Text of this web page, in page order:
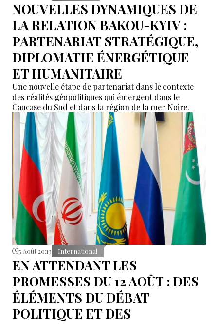
NOUVELLES DYNAMIQUES DE
LA RELATION BAKOU-KYIV :
PARTENARIAT STRATÉGIQUE,
DIPLOMATIE ÉNERGÉTIQUE
ET HUMANITAIRE
Une nouvelle étape de partenariat dans le contexte
des réalités géopolitiques qui émergent dans le
Caucase du Sud et dans la région de la mer Noire.
5 Août 20:13 International
EN ATTENDANT LES
PROMESSES DU 12 AOÛT : DES
ÉLÉMENTS DU DÉBAT
POLITIQUE ET DES